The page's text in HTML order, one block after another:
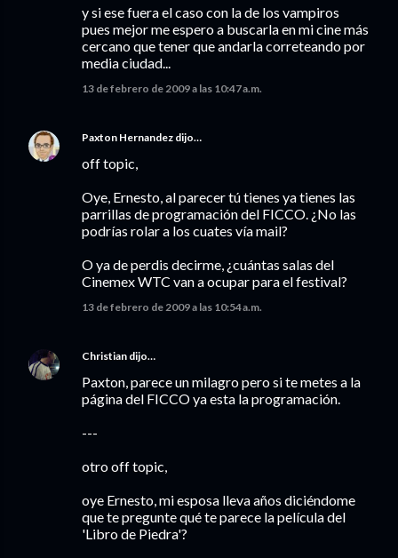
y si ese fuera el caso con la de los vampiros
pues mejor me espero a buscarla en mi cine más
cercano que tener que andarla correteando por
media ciudad...
13 de febrero de 2009 a las 10:47 a.m.
Paxton Hernandez dijo…
off topic,
Oye, Ernesto, al parecer tú tienes ya tienes las
parrillas de programación del FICCO. ¿No las
podrías rolar a los cuates vía mail?
O ya de perdis decirme, ¿cuántas salas del
Cinemex WTC van a ocupar para el festival?
13 de febrero de 2009 a las 10:54 a.m.
Christian dijo…
Paxton, parece un milagro pero si te metes a la
página del FICCO ya esta la programación.
---
otro off topic,
oye Ernesto, mi esposa lleva años diciéndome
que te pregunte qué te parece la película del
'Libro de Piedra'?